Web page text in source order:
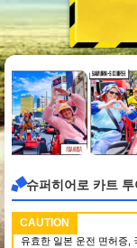
슈퍼히어로 카트
CAUTION
유효한 일본 운전 면허증,